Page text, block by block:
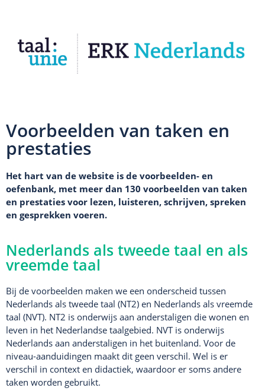
Voorbeelden van taken en
prestaties
Het hart van de website is de voorbeelden- en
oefenbank, met meer dan 130 voorbeelden van taken
en prestaties voor lezen, luisteren, schrijven, spreken
en gesprekken voeren.
Nederlands als tweede taal en als
vreemde taal
Bij de voorbeelden maken we een onderscheid tussen
Nederlands als tweede taal (NT2) en Nederlands als vreemde
taal (NVT). NT2 is onderwijs aan anderstaligen die wonen en
leven in het Nederlandse taalgebied. NVT is onderwijs
Nederlands aan anderstaligen in het buitenland. Voor de
niveau-aanduidingen maakt dit geen verschil. Wel is er
verschil in context en didactiek, waardoor er soms andere
taken worden gebruikt.